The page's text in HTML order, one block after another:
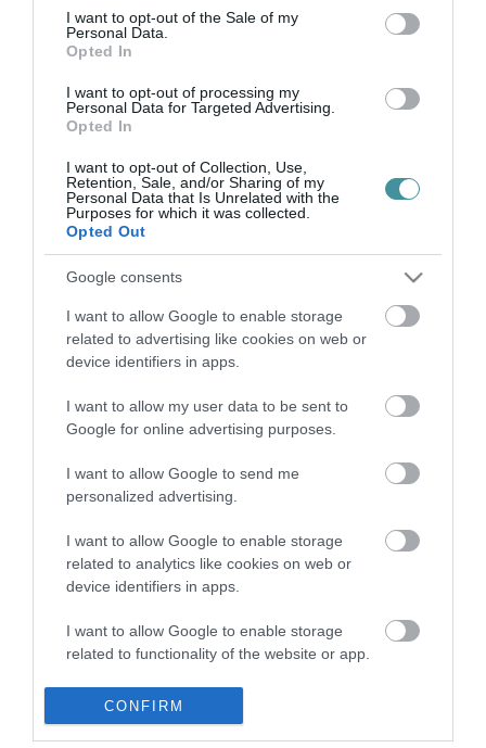
consent section.
I want to opt-out of the Sale of my
Personal Data.
Opted In
I want to opt-out of processing my
Personal Data for Targeted Advertising.
Opted In
I want to opt-out of Collection, Use,
Retention, Sale, and/or Sharing of my
Personal Data that Is Unrelated with the
Purposes for which it was collected.
Opted Out
Google consents
I want to allow Google to enable storage
related to advertising like cookies on web or
device identifiers in apps.
I want to allow my user data to be sent to
Google for online advertising purposes.
I want to allow Google to send me
personalized advertising.
I want to allow Google to enable storage
related to analytics like cookies on web or
device identifiers in apps.
I want to allow Google to enable storage
related to functionality of the website or app.
I want to allow Google to enable storage
related to personalization.
CONFIRM
EURÓPA LEGMELEGEBB NYARA VOLT AZ IDEI
2021. szeptember 07|
Az idei volt Európa legmelegebb nyara a feljegyzések kezdete
óta az Európai Unió Copernicus Légkörmegfigyelő Szolgálatának
(C3S) adatai szerint. A három nyári hónapban, június-július-
EGYMILLIÁRD EMBER FOG SZENVEDNI AZ EXTRÉM HŐSÉGTŐL,
HA A 2 FOKKAL EMELKEDIK A GLOBÁLIS HŐMÉRSÉKLET
2021. november 10|Mindenki ügye
Egymilliárd embert fogja érinteni az extrém hőség okozta stressz,
ha a klímakrízis hatására a globális hőmérséklet 2 Celsius-fokkal
emelkedik – állapította meg a brit meteorológiai szolgálat (...
EURÓPA GYORSABBAN MELEGSZIK A VILÁG TÖBBI RÉSZÉNÉL
2021. november 14|Mindenki ügye
Európa már 2,2 Celsius-fokkal melegebb az iparosodás előtti
időszakhoz képest, ami jóval meghaladja a hőmérséklet-
fokra való korlátozásá...
VILÁGSZERTE ALVÁSPROBLÉMÁKAT OKOZ A GLOBÁLIS
FELMELEGEDÉS
2022. május 24| Mindenki ügye
Világszerte alvásproblémákat okoz a globális felmelegedés,
különösen a nőket és a súlyos betegségekkel küzdő idős
embereket viseli meg – írja az MTI a The Guardian híre alapján.
A jó alvás k...